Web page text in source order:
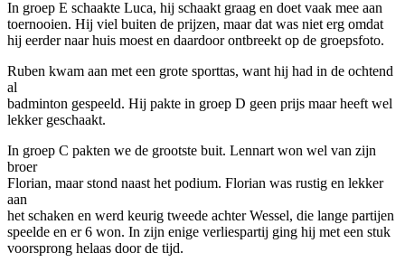
In groep E schaakte Luca, hij schaakt graag en doet vaak mee aan
toernooien. Hij viel buiten de prijzen, maar dat was niet erg omdat
hij eerder naar huis moest en daardoor ontbreekt op de groepsfoto.
Ruben kwam aan met een grote sporttas, want hij had in de ochtend
al
badminton gespeeld. Hij pakte in groep D geen prijs maar heeft wel
lekker geschaakt.
In groep C pakten we de grootste buit. Lennart won wel van zijn
broer
Florian, maar stond naast het podium. Florian was rustig en lekker
aan
het schaken en werd keurig tweede achter Wessel, die lange partijen
speelde en er 6 won. In zijn enige verliespartij ging hij met een stuk
voorsprong helaas door de tijd.